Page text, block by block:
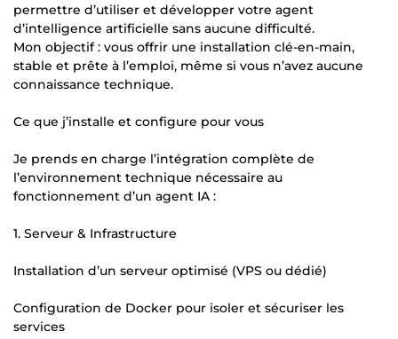
permettre d’utiliser et développer votre agent
d’intelligence artificielle sans aucune difficulté.
Mon objectif : vous offrir une installation clé-en-main,
stable et prête à l’emploi, même si vous n’avez aucune
connaissance technique.
Ce que j’installe et configure pour vous
Je prends en charge l’intégration complète de
l’environnement technique nécessaire au
fonctionnement d’un agent IA :
1. Serveur & Infrastructure
Installation d’un serveur optimisé (VPS ou dédié)
Configuration de Docker pour isoler et sécuriser les
services